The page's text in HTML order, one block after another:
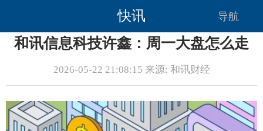
快讯 导航
和讯信息科技许鑫：周一大盘怎么走
2026-05-22 21:08:15 来源: 和讯财经